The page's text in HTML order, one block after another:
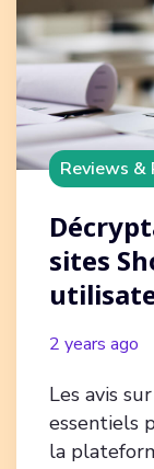
Reviews &
sites
2 years ago
Les avis
essentiels
la